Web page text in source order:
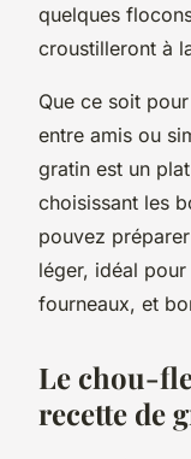
quelques
croustilleront à
Que ce soit
entre amis ou
gratin est un
choisissant les
pouvez
léger, idéal
fourneaux, et
Le chou-
recette de